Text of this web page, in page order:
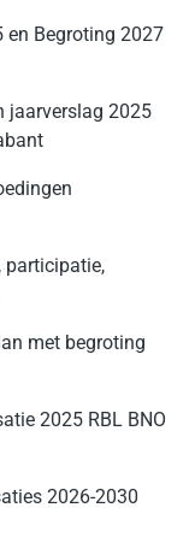
en Begroting 2027
jaarverslag 2025
participatie,
met begroting
2025 RBL BNO
2026-2030